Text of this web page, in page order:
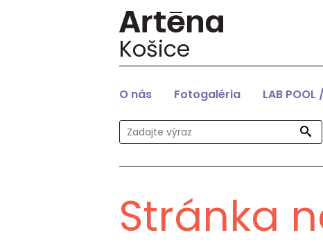
Košice
O nás Fotogaléria LAB
Stránka